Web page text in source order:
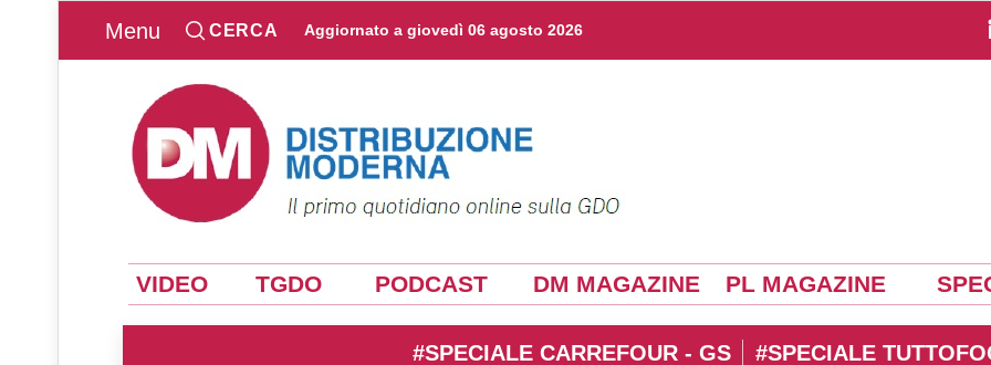
Menu CERCA Aggiornato a giovedì 06 agosto 2026
VIDEO TGDO PODCAST DM MAGAZINE PL MAGAZINE
#SPECIALE CARREFOUR - GS #SPECIALE